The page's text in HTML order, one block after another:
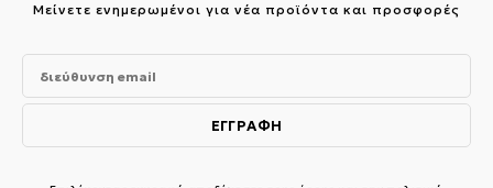
Μείνετε ενημερωμένοι για νέα προϊόντα και προσφορές